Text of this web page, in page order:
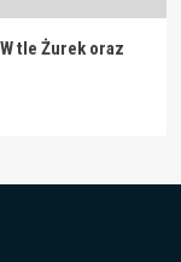
tle Żurek oraz